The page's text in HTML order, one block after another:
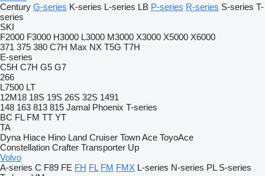
Century G-series K-series L-series LB P-series R-series S-series T-
series
SKI
F2000 F3000 H3000 L3000 M3000 X3000 X5000 X6000
371 375 380 C7H Max NX T5G T7H
E-series
C5H C7H G5 G7
266
L7500 LT
12M18 18S 19S 26S 32S 1491
148 163 813 815 Jamal Phoenix T-series
BC FL FM TT YT
TA
Dyna Hiace Hino Land Cruiser Town Ace ToyoAce
Constellation Crafter Transporter Up
Volvo
A-series C F89 FE FH FL FM FMX L-series N-series PL S-series